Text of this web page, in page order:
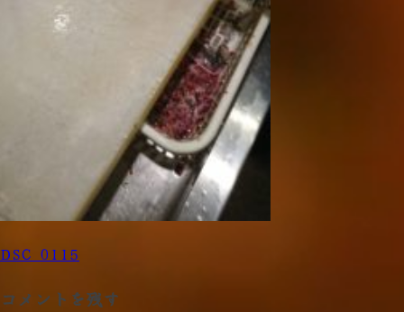
投
稿
DSC_0115
コメントを残す